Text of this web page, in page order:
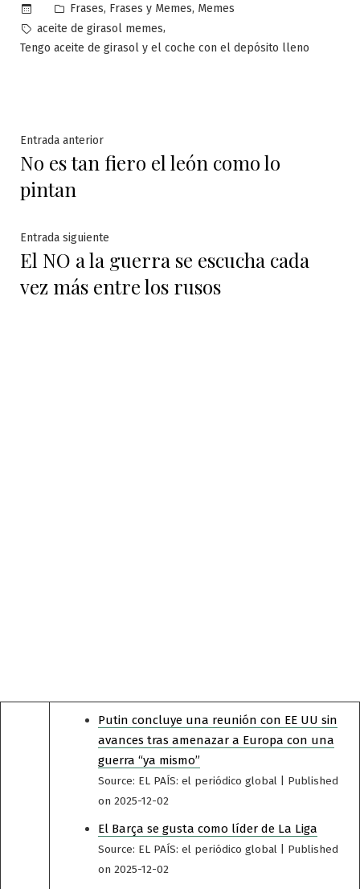
Publicado
en
Frases, Frases y Memes, Memes
Etiquetas:
aceite de girasol memes,
Tengo aceite de girasol y el coche con el depósito lleno
Navegación
de
entradas
Entrada anteriorEntrada
anterior:
No es tan fiero el león como lo
pintan
Entrada siguiente
siguiente:
El NO a la guerra se escucha cada
vez más entre los rusos
Putin concluye una reunión con EE UU sin
avances tras amenazar a Europa con una
guerra “ya mismo”
Source: EL PAÍS: el periódico global
Published
on 2025-12-02
El Barça se gusta como líder de La Liga
Source: EL PAÍS: el periódico global
Published
on 2025-12-02